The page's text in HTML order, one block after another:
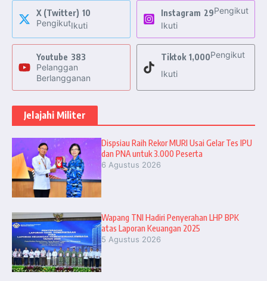
X (Twitter) 10
PengikutIkuti
Instagram 29Pengikut
Ikuti
Youtube 383
Pelanggan
Berlangganan
Tiktok 1,000Pengikut
Ikuti
Jelajahi Militer
Dispsiau Raih Rekor MURI Usai Gelar Tes IPU
dan PNA untuk 3.000 Peserta
6 Agustus 2026
Wapang TNI Hadiri Penyerahan LHP BPK
atas Laporan Keuangan 2025
5 Agustus 2026